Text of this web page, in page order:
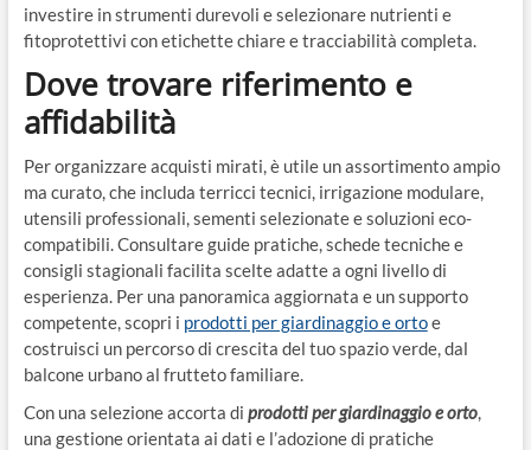
investire in strumenti durevoli e selezionare nutrienti e
fitoprotettivi con etichette chiare e tracciabilità completa.
Dove trovare riferimento e
affidabilità
Per organizzare acquisti mirati, è utile un assortimento ampio
ma curato, che includa terricci tecnici, irrigazione modulare,
utensili professionali, sementi selezionate e soluzioni eco-
compatibili. Consultare guide pratiche, schede tecniche e
consigli stagionali facilita scelte adatte a ogni livello di
esperienza. Per una panoramica aggiornata e un supporto
competente, scopri i prodotti per giardinaggio e ortoe
costruisci un percorso di crescita del tuo spazio verde, dal
balcone urbano al frutteto familiare.
Con una selezione accorta di prodotti per giardinaggio e orto,
una gestione orientata ai dati e l’adozione di pratiche